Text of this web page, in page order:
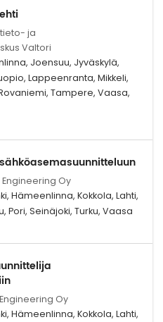
ja
Valtori
Joensuu, Jyväskylä,
Lappeenranta, Mikkeli,
Tampere, Vaasa,
Oy
Hämeenlinna, Kokkola, Lahti,
Pori, Seinäjoki, Turku, Vaasa
Oy
Hämeenlinna, Kokkola, Lahti,